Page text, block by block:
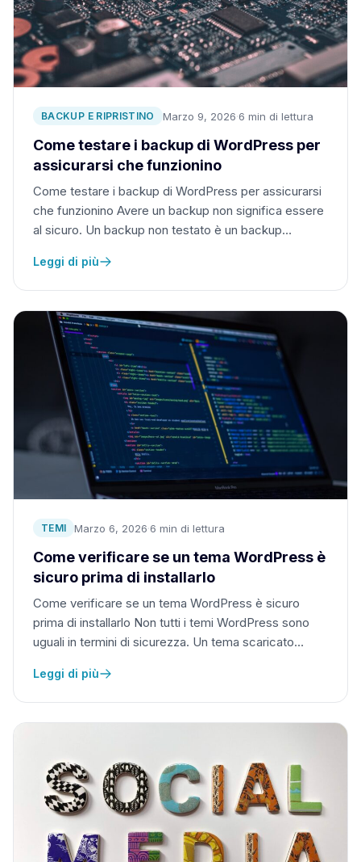
BACKUP E RIPRISTINO Marzo 9, 2026·6 min di lettura
Come testare i backup di WordPress per
assicurarsi che funzionino
Come testare i backup di WordPress per assicurarsi
che funzionino Avere un backup non significa essere
al sicuro. Un backup non testato è un backup…
Leggi di più
TEMI Marzo 6, 2026·6 min di lettura
Come verificare se un tema WordPress è
sicuro prima di installarlo
Come verificare se un tema WordPress è sicuro
prima di installarlo Non tutti i temi WordPress sono
uguali in termini di sicurezza. Un tema scaricato…
Leggi di più